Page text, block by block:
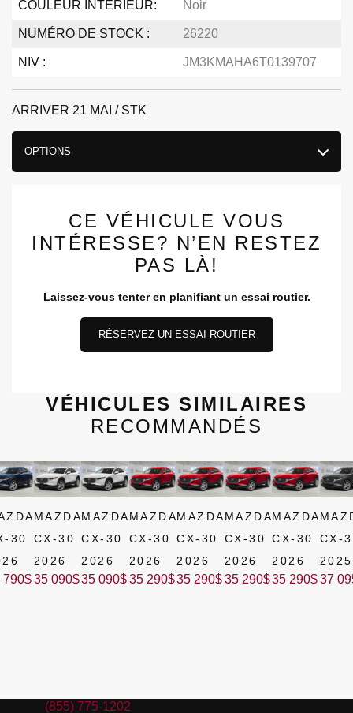
COULEUR INTÉRIEUR: Noir
NUMÉRO DE STOCK : 26220
NIV : JM3KMAHA6T0139707
ARRIVER 21 MAI / STK
OPTIONS
CE VÉHICULE VOUS
INTÉRESSE? N’EN RESTEZ
PAS LÀ!
Laissez-vous tenter en planifiant un essai routier.
RÉSERVEZ UN ESSAI ROUTIER
VÉHICULES SIMILAIRES
RECOMMANDÉS
30
790$
MAZDA
CX-30
2026
35 090$
MAZDA
CX-30
2026
35 090$
MAZDA
CX-30
2026
35 290$
MAZDA
CX-30
2026
35 290$
MAZDA
CX-30
2026
35 290$
MAZDA
CX-30
2026
35 290$
CX-
2025
37
(855) 775-1202